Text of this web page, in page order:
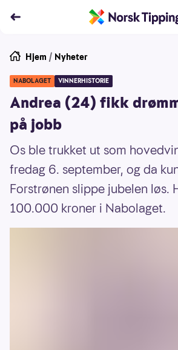
Hjem / Nyheter
NABOLAGET VINNERHISTORIE
Andrea (24) fikk
på jobb
Os ble trukket ut som
fredag 6. september, og da
Forstrønen slippe jubelen løs.
100.000 kroner i Nabolaget.